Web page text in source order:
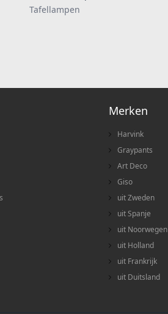
Tafellampen
Merken
Harvink
Graypants
Art Deco
Giso
uit Zweden
uit Spanje
uit Noorwegen
uit Holland
uit Frankrijk
uit Duitsland